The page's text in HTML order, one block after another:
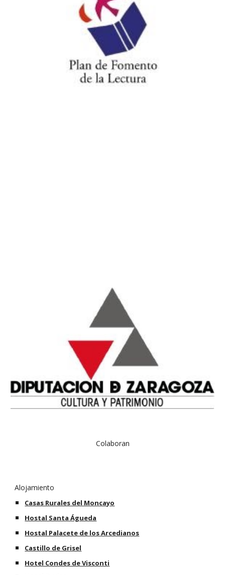
Colaboran
Alojamiento
Casas Rurales del Moncayo
Hostal Santa Águeda
Hostal Palacete de los Arcedianos
Castillo de Grisel
Hotel Condes de Visconti